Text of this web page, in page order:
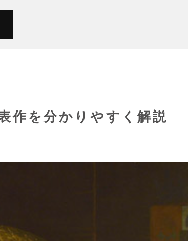
作を分かりやすく解説